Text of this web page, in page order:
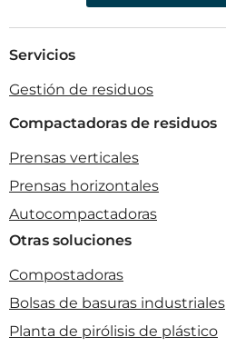
Servicios
Gestión de residuos
Compactadoras de residuos
Prensas verticales
Prensas horizontales
Autocompactadoras
Otras soluciones
Compostadoras
Bolsas de basuras industriales
Planta de pirólisis de plástico